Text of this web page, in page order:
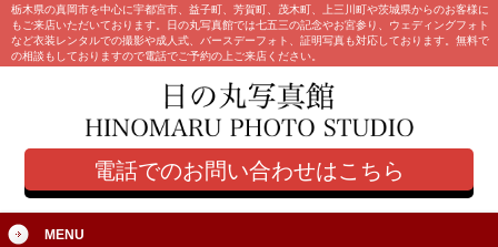
栃木県の真岡市を中心に宇都宮市、益子町、芳賀町、茂木町、上三川町や茨城県からのお客様に
もご来店いただいております。日の丸写真館では七五三の記念やお宮参り、ウェディングフォト
など衣装レンタルでの撮影や成人式、バースデーフォト、証明写真も対応しております。無料で
の相談もしておりますので電話でご予約の上ご来店ください。
電話でのお問い合わせはこちら
MENU